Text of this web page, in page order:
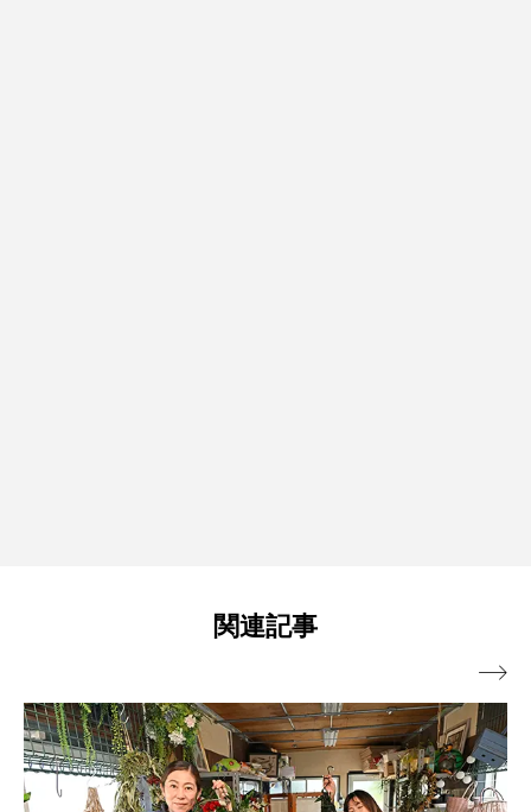
関連記事
